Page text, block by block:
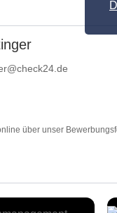
über unser